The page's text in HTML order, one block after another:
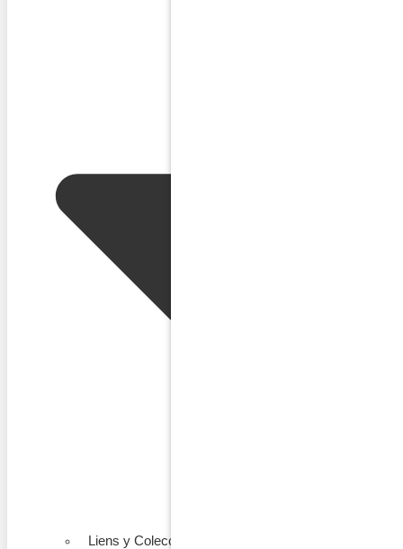
Liens y Colecciones